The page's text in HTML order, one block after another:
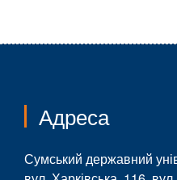
Адреса
Сумський державний